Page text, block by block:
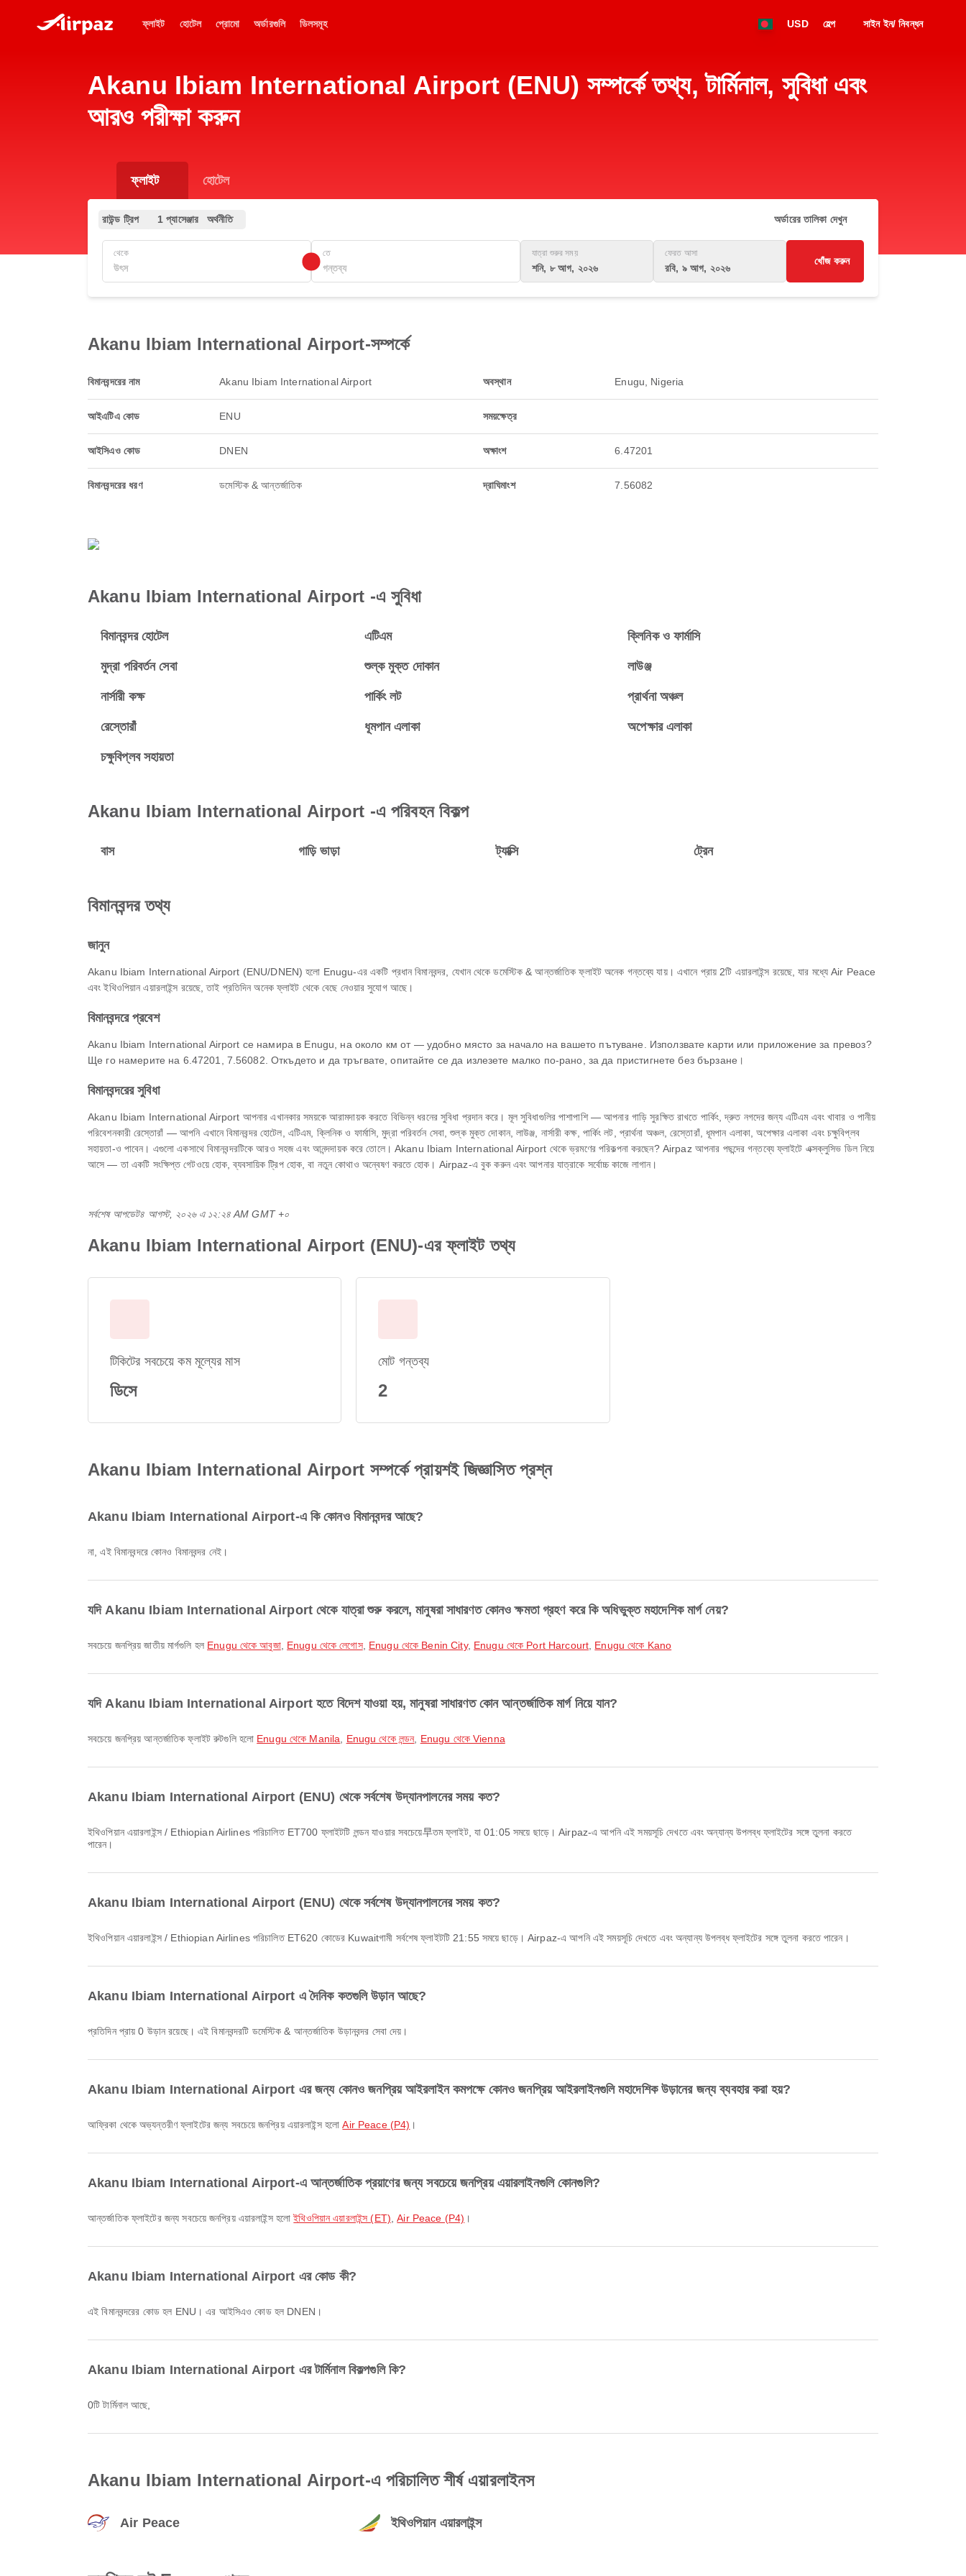
ফ্লাইট হোটেল প্রোমো অর্ডারগুলি ডিলসমূহ USD হেল্প সাইন ইন/ নিবন্ধন
Akanu Ibiam International Airport (ENU) সম্পর্কে তথ্য, টার্মিনাল, সুবিধা এবং
আরও পরীক্ষা করুন
ফ্লাইট হোটেল
রাউন্ড ট্রিপ 1 প্যাসেঞ্জার অর্থনীতি অর্ডারের তালিকা দেখুন
থেকে তে যাত্রা শুরুর সময়
শনি, ৮ আগ, ২০২৬
ফেরত আসা
রবি, ৯ আগ, ২০২৬
খোঁজ করুন
Akanu Ibiam International Airport-সম্পর্কে
বিমানবন্দরের নাম Akanu Ibiam International Airport
আইএটিএ কোড ENU
আইসিএও কোড DNEN
বিমানবন্দরের ধরণ ডমেস্টিক & আন্তর্জাতিক
অবস্থান Enugu, Nigeria
সময়ক্ষেত্র
অক্ষাংশ 6.47201
দ্রাঘিমাংশ 7.56082
Akanu Ibiam International Airport -এ সুবিধা
বিমানবন্দর হোটেল এটিএম ক্লিনিক ও ফার্মাসি
মুদ্রা পরিবর্তন সেবা শুল্ক মুক্ত দোকান লাউঞ্জ
নার্সারী কক্ষ পার্কিং লট প্রার্থনা অঞ্চল
রেস্তোরাঁ ধূমপান এলাকা অপেক্ষার এলাকা
চক্ষুবিপ্লব সহায়তা
Akanu Ibiam International Airport -এ পরিবহন বিকল্প
বাস গাড়ি ভাড়া ট্যাক্সি ট্রেন
বিমানবন্দর তথ্য
জানুন
Akanu Ibiam International Airport (ENU/DNEN) হলো Enugu-এর একটি প্রধান বিমানবন্দর, যেখান থেকে ডমেস্টিক & আন্তর্জাতিক ফ্লাইট অনেক গন্তব্যে যায়। এখানে প্রায় 2টি এয়ারলাইন্স রয়েছে, যার মধ্যে Air Peace
এবং ইথিওপিয়ান এয়ারলাইন্স রয়েছে, তাই প্রতিদিন অনেক ফ্লাইট থেকে বেছে নেওয়ার সুযোগ আছে।
বিমানবন্দরে প্রবেশ
Akanu Ibiam International Airport се намира в Enugu, на около км от — удобно място за начало на вашето пътуване. Използвате карти или приложение за превоз?
Ще го намерите на 6.47201, 7.56082. Откъдето и да тръгвате, опитайте се да излезете малко по-рано, за да пристигнете без бързане।
বিমানবন্দরের সুবিধা
Akanu Ibiam International Airport আপনার এখানকার সময়কে আরামদায়ক করতে বিভিন্ন ধরনের সুবিধা প্রদান করে। মূল সুবিধাগুলির পাশাপাশি — আপনার গাড়ি সুরক্ষিত রাখতে পার্কিং, দ্রুত নগদের জন্য এটিএম এবং খাবার ও পানীয়
পরিবেশনকারী রেস্তোরাঁ — আপনি এখানে বিমানবন্দর হোটেল, এটিএম, ক্লিনিক ও ফার্মাসি, মুদ্রা পরিবর্তন সেবা, শুল্ক মুক্ত দোকান, লাউঞ্জ, নার্সারী কক্ষ, পার্কিং লট, প্রার্থনা অঞ্চল, রেস্তোরাঁ, ধূমপান এলাকা, অপেক্ষার এলাকা এবং চক্ষুবিপ্লব
সহায়তা-ও পাবেন। এগুলো একসাথে বিমানবন্দরটিকে আরও সহজ এবং আনন্দদায়ক করে তোলে। Akanu Ibiam International Airport থেকে ভ্রমণের পরিকল্পনা করছেন? Airpaz আপনার পছন্দের গন্তব্যে ফ্লাইটে এক্সক্লুসিভ ডিল নিয়ে
আসে — তা একটি সংক্ষিপ্ত গেটওয়ে হোক, ব্যবসায়িক ট্রিপ হোক, বা নতুন কোথাও অন্বেষণ করতে হোক। Airpaz-এ বুক করুন এবং আপনার যাত্রাকে সর্বোচ্চ কাজে লাগান।
সর্বশেষ আপডেট৪ আগস্ট, ২০২৬ এ ১২:২৪ AM GMT +০
Akanu Ibiam International Airport (ENU)-এর ফ্লাইট তথ্য
টিকিটের সবচেয়ে কম মূল্যের মাস
ডিসে
মোট গন্তব্য
2
Akanu Ibiam International Airport সম্পর্কে প্রায়শই জিজ্ঞাসিত প্রশ্ন
Akanu Ibiam International Airport-এ কি কোনও বিমানবন্দর আছে?
না, এই বিমানবন্দরে কোনও বিমানবন্দর নেই।
যদি Akanu Ibiam International Airport থেকে যাত্রা শুরু করলে, মানুষরা সাধারণত কোনও ক্ষমতা গ্রহণ করে কি অধিভুক্ত মহাদেশিক মার্গ নেয়?
সবচেয়ে জনপ্রিয় জাতীয় মার্গগুলি হল Enugu থেকে আবুজা, Enugu থেকে লেগোস, Enugu থেকে Benin City, Enugu থেকে Port Harcourt Enugu থেকে Kano
যদি Akanu Ibiam International Airport হতে বিদেশ যাওয়া হয়, মানুষরা সাধারণত কোন আন্তর্জাতিক মার্গ নিয়ে যান?
সবচেয়ে জনপ্রিয় আন্তর্জাতিক ফ্লাইট রুটগুলি হলো Enugu থেকে Manila Enugu থেকে লন্ডন, Enugu থেকে Vienna
Akanu Ibiam International Airport (ENU) থেকে সর্বশেষ উদ্যানপালনের সময় কত?
ইথিওপিয়ান এয়ারলাইন্স / Ethiopian Airlines পরিচালিত ET700 ফ্লাইটটি লন্ডন যাওয়ার সবচেয়ে早তম ফ্লাইট, যা 01:05 সময়ে ছাড়ে। Airpaz-এ আপনি এই সময়সূচি দেখতে এবং অন্যান্য উপলব্ধ ফ্লাইটের সঙ্গে তুলনা করতে
পারেন।
Akanu Ibiam International Airport (ENU) থেকে সর্বশেষ উদ্যানপালনের সময় কত?
ইথিওপিয়ান এয়ারলাইন্স / Ethiopian Airlines পরিচালিত ET620 কোডের Kuwaitগামী সর্বশেষ ফ্লাইটটি 21:55 সময়ে ছাড়ে। Airpaz-এ আপনি এই সময়সূচি দেখতে এবং অন্যান্য উপলব্ধ ফ্লাইটের সঙ্গে তুলনা করতে পারেন।
Akanu Ibiam International Airport এ দৈনিক কতগুলি উড়ান আছে?
প্রতিদিন প্রায় 0 উড়ান রয়েছে। এই বিমানবন্দরটি ডমেস্টিক & আন্তর্জাতিক উড়ানবন্দর সেবা দেয়।
Akanu Ibiam International Airport এর জন্য কোনও জনপ্রিয় আইরলাইন কমপক্ষে কোনও জনপ্রিয় আইরলাইনগুলি মহাদেশিক উড়ানের জন্য ব্যবহার করা হয়?
আফ্রিকা থেকে অভ্যন্তরীণ ফ্লাইটের জন্য সবচেয়ে জনপ্রিয় এয়ারলাইন্স হলোAir Peace (P4) ।
Akanu Ibiam International Airport-এ আন্তর্জাতিক প্রয়াণের জন্য সবচেয়ে জনপ্রিয় এয়ারলাইনগুলি কোনগুলি?
আন্তর্জাতিক ফ্লাইটের জন্য সবচেয়ে জনপ্রিয় এয়ারলাইন্স হলোইথিওপিয়ান এয়ারলাইন্স (ET) ,Air Peace (P4) ।
Akanu Ibiam International Airport এর কোড কী?
এই বিমানবন্দরের কোড হল ENU। এর আইসিএও কোড হল DNEN।
Akanu Ibiam International Airport এর টার্মিনাল বিকল্পগুলি কি?
0টি টার্মিনাল আছে,
Akanu Ibiam International Airport-এ পরিচালিত শীর্ষ এয়ারলাইনস
Air Peace ইথিওপিয়ান এয়ারলাইন্স